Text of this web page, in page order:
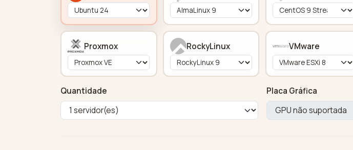
Proxmox RockyLinux VMware
Quantidade Placa Gráfica